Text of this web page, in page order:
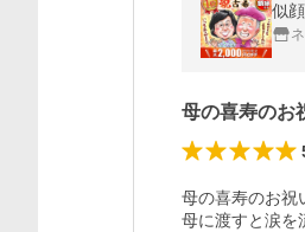
似
母の喜寿のお
母の喜寿のお祝
母に渡すと涙を